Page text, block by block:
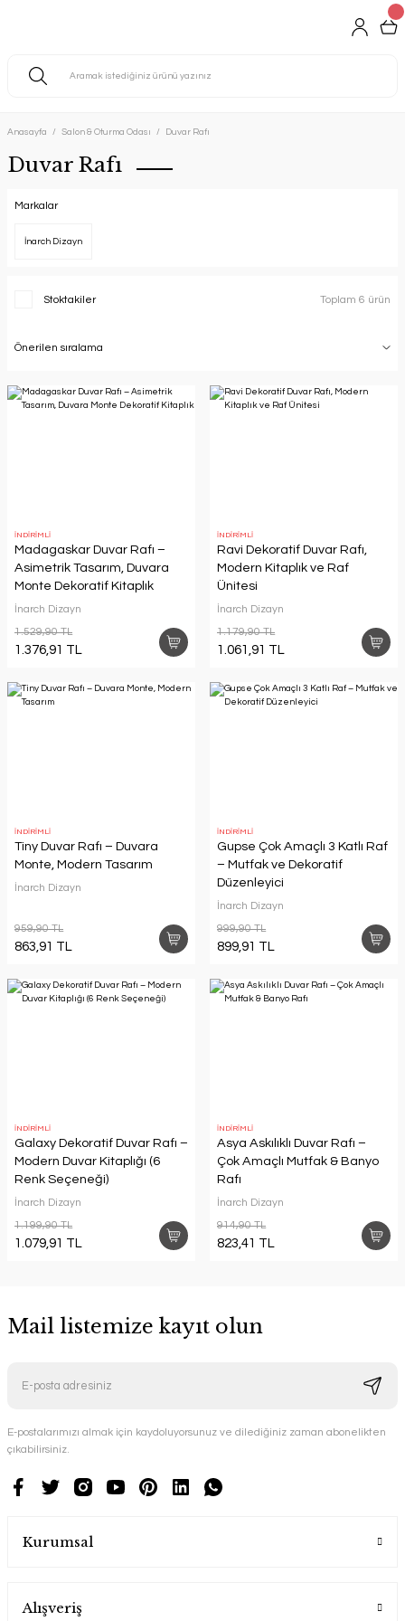
Anasayfa Salon & Oturma Odası Duvar Rafı
Duvar Rafı
Markalar
İnarch Dizayn
Stoktakiler Toplam 6 ürün
İNDİRİMLİ
Madagaskar Duvar Rafı –
Asimetrik Tasarım, Duvara
Monte Dekoratif Kitaplık
İnarch Dizayn
1.529,90 TL
1.376,91 TL
İNDİRİMLİ
Ravi Dekoratif Duvar Rafı,
Modern Kitaplık ve Raf
Ünitesi
İnarch Dizayn
1.179,90 TL
1.061,91 TL
İNDİRİMLİ
Tiny Duvar Rafı – Duvara
Monte, Modern Tasarım
İnarch Dizayn
959,90 TL
863,91 TL
İNDİRİMLİ
Gupse Çok Amaçlı 3 Katlı Raf
– Mutfak ve Dekoratif
Düzenleyici
İnarch Dizayn
999,90 TL
899,91 TL
İNDİRİMLİ
Galaxy Dekoratif Duvar Rafı –
Modern Duvar Kitaplığı (6
Renk Seçeneği)
İnarch Dizayn
1.199,90 TL
1.079,91 TL
İNDİRİMLİ
Asya Askılıklı Duvar Rafı –
Çok Amaçlı Mutfak & Banyo
Rafı
İnarch Dizayn
914,90 TL
823,41 TL
Mail listemize kayıt olun
E-postalarımızı almak için kaydoluyorsunuz ve dilediğiniz zaman abonelikten
çıkabilirsiniz.
Kurumsal
Alışveriş